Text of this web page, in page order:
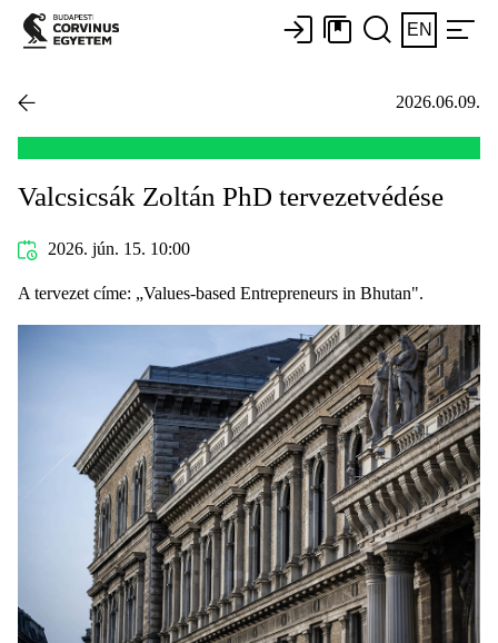
EN
2026.06.09.
Valcsicsák Zoltán PhD tervezetvédése
2026. jún. 15. 10:00
A tervezet címe: „Values-based Entrepreneurs in Bhutan".